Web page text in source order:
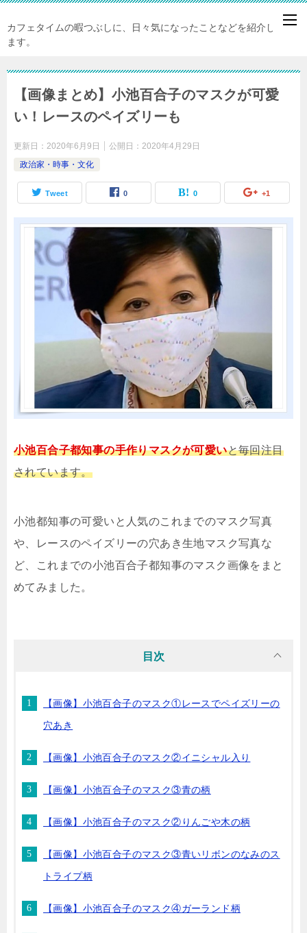
カフェタイムの暇つぶしに、日々気になったことなどを紹介してい
ます。
【画像まとめ】小池百合子のマスクが可愛
い！レースのペイズリーも
更新日： 2020年6月9日 公開日： 2020年4月29日
政治家・時事・文化
Tweet 0 0 +1
小池百合子都知事の手作りマスクが可愛いと毎回注目
されています。
小池都知事の可愛いと人気のこれまでのマスク写真
や、レースのペイズリーの穴あき生地マスク写真な
ど、これまでの小池百合子都知事のマスク画像をまと
めてみました。
目次
【画像】小池百合子のマスク①レースでペイズリーの
穴あき
【画像】小池百合子のマスク②イニシャル入り
【画像】小池百合子のマスク③青の柄
【画像】小池百合子のマスク②りんごや木の柄
【画像】小池百合子のマスク③青いリボンのなみのス
トライプ柄
【画像】小池百合子のマスク④ガーランド柄